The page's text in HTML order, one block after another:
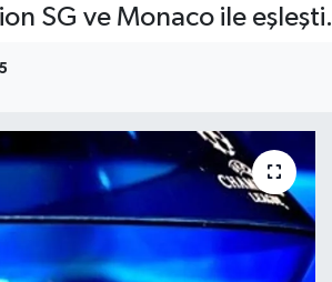
SG ve Monaco ile eşleşti.